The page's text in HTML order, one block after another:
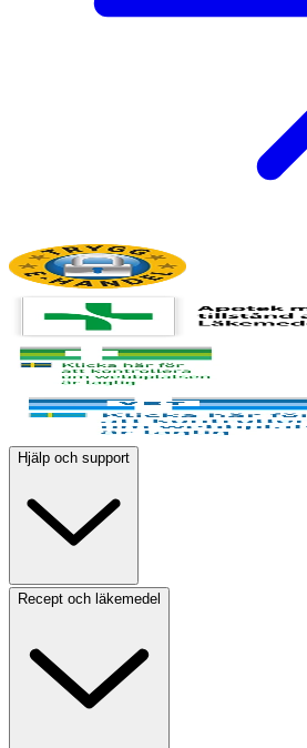
Hjälp och support
Recept och läkemedel